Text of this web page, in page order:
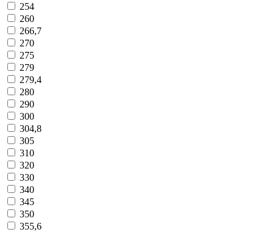
254
260
266,7
270
275
279
279,4
280
290
300
304,8
305
310
320
330
340
345
350
355,6